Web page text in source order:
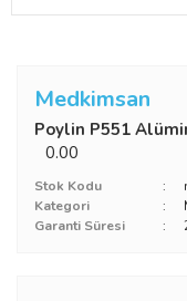
Medkimsan
Poylin P551
0.00
Stok Kodu
Kategori
Garanti Süresi